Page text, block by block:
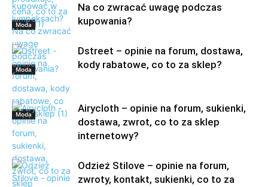
Moda
Moda
Na co zwracać uwagę podczas
kupowania?
Moda
Dstreet – opinie na forum, dostawa,
kody rabatowe, co to za sklep?
Airycloth – opinie na forum, sukienki,
dostawa, zwrot, co to za sklep
internetowy?
Odzież Stilove – opinie na forum,
zwroty, kontakt, sukienki, co to za